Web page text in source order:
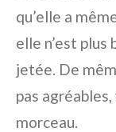
qu’elle a
elle n’est
jetée. De
pas
morceau.